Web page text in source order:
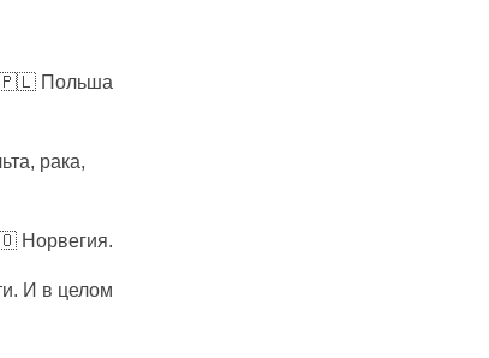
🇵🇱 Польша
рака,
Норвегия.
И в целом